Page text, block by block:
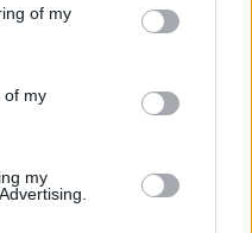
You may click to
its third-party tags to
in below Google
of my
of my
my